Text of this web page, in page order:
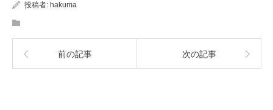
投稿者: hakuma
前の記事 次の記事